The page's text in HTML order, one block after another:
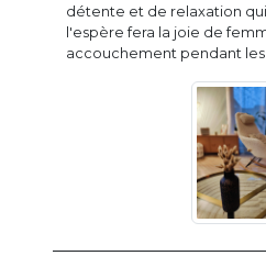
détente et de relaxation
l'espère fera la joie de
accouchement pendant